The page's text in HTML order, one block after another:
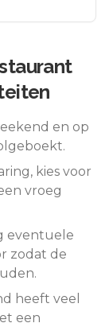
en op
kies voor
vroeg
eventuele
zodat de
heeft veel
een